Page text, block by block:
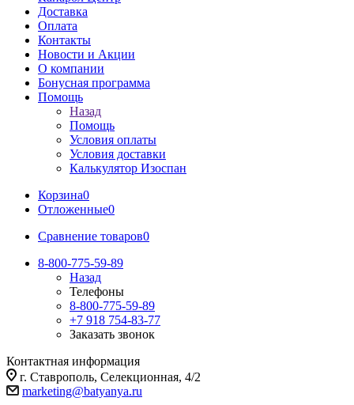
Доставка
Оплата
Контакты
Новости и Акции
О компании
Бонусная программа
Помощь
Назад
Помощь
Условия оплаты
Условия доставки
Калькулятор Изоспан
Корзина0
Отложенные0
Сравнение товаров0
8-800-775-59-89
Назад
Телефоны
8-800-775-59-89
+7 918 754-83-77
Заказать звонок
Контактная информация
г. Ставрополь, Селекционная, 4/2
marketing@batyanya.ru